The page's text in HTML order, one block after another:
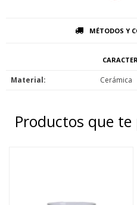
MÉTODOS Y
Material Cerámica
Productos que